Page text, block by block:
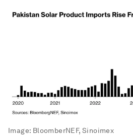
Image: BloomberNEF, Sinoimex